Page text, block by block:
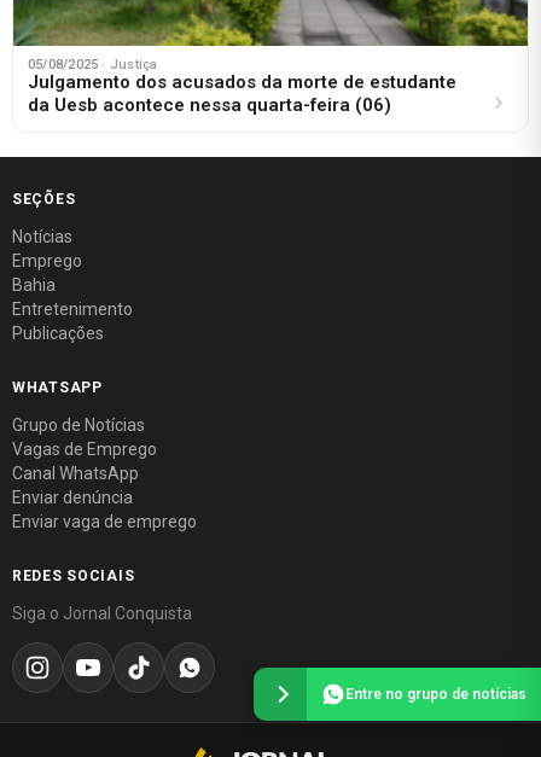
05/08/2025 · Justiça
Julgamento dos acusados da morte de estudante
da Uesb acontece nessa quarta-feira (06)
SEÇÕES
Notícias
Emprego
Bahia
Entretenimento
Publicações
WHATSAPP
Grupo de Notícias
Vagas de Emprego
Canal WhatsApp
Enviar denúncia
Enviar vaga de emprego
REDES SOCIAIS
Siga o Jornal Conquista
Entre no grupo de notícias